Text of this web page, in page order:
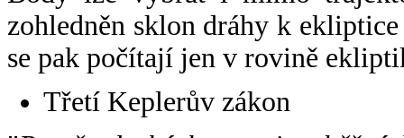
zohledněn sklon dráhy k
se pak počítají jen v rovině
Třetí Keplerův zákon